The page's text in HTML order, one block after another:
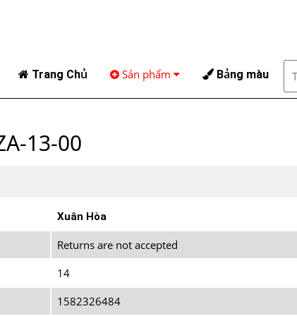
Trang Chủ Sản phẩm Bảng màu
13-00
Xuân Hòa
Returns are not accepted
14
1582326484